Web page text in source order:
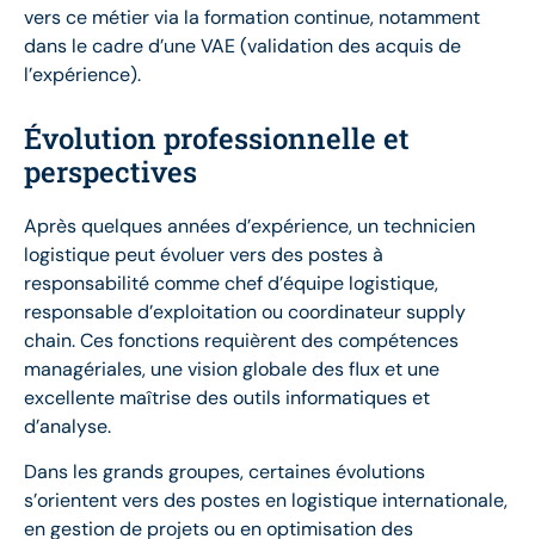
vers ce métier via la formation continue, notamment
dans le cadre d’une VAE (validation des acquis de
l’expérience).
Évolution professionnelle et
perspectives
Après quelques années d’expérience, un technicien
logistique peut évoluer vers des postes à
responsabilité comme chef d’équipe logistique,
responsable d’exploitation ou coordinateur supply
chain. Ces fonctions requièrent des compétences
managériales, une vision globale des flux et une
excellente maîtrise des outils informatiques et
d’analyse.
Dans les grands groupes, certaines évolutions
s’orientent vers des postes en logistique internationale,
en gestion de projets ou en optimisation des